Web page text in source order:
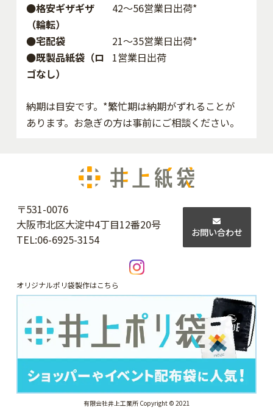
●格安ギザギザ
（輪転）
42〜56営業日出荷*
●宅配袋
21～35営業日出荷*
●既製品紙袋（ロ
ゴなし）
1営業日出荷
納期は目安です。*繁忙期は納期がずれることが
あります。お急ぎの方は事前にご相談ください。
〒531-0076
大阪市北区大淀中4丁目12番20号
TEL:06-6925-3154
お問い合わせ
オリジナルポリ袋製作はこちら
有限会社井上工業所 Copyright © 2021